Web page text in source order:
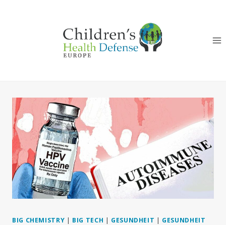
BIG CHEMISTRY | BIG TECH | GESUNDHEIT | GESUNDHEIT